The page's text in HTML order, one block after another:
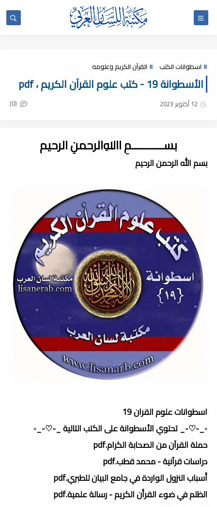
اسطوانات الكتب القرآن الكريم وعلومه
الأسطوانة 19 - كتب علوم القرآن الكريم ، pdf
12 أكتوبر 2023 (0)
بســـــــــــمِ اﷲِالرحمنِ الرحيم
بسم الله الرحمن الرحيم
اسطوانات علوم القران 19
▫️_-♡-_ تحتوي الأسطوانة على الكتب التالية _-♡-_▫️
حملة القرآن من الصحابة الكرام.pdf
دراسات قرآنية - محمد قطب.pdf
أسباب النزول الواردة في جامع البيان للطبري.pdf
الظلم في ضوء القرأن الكريم - رسالة علمية.pdf